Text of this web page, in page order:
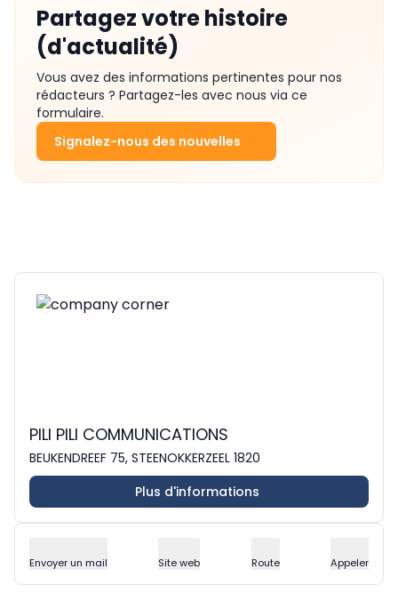
Partagez votre histoire
(d'actualité)
Vous avez des informations pertinentes pour nos
rédacteurs ? Partagez-les avec nous via ce
formulaire.
Signalez-nous des nouvelles
PILI PILI COMMUNICATIONS
BEUKENDREEF 75, STEENOKKERZEEL 1820
Plus d'informations
Envoyer un mail Site web Route Appeler